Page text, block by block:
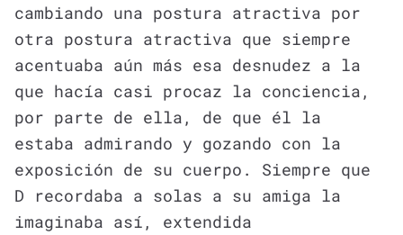
cambiando una postura atractiva por
otra postura atractiva que siempre
acentuaba aún más esa desnudez a la
que hacía casi procaz la conciencia,
por parte de ella, de que él la
estaba admirando y gozando con la
exposición de su cuerpo. Siempre que
D recordaba a solas a su amiga la
imaginaba así, extendida